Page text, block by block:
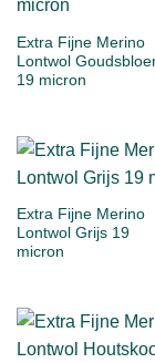
Extra Fijne Merino
Lontwol
19 micron
Extra Fijne Merino
Lontwol Grijs 19
micron